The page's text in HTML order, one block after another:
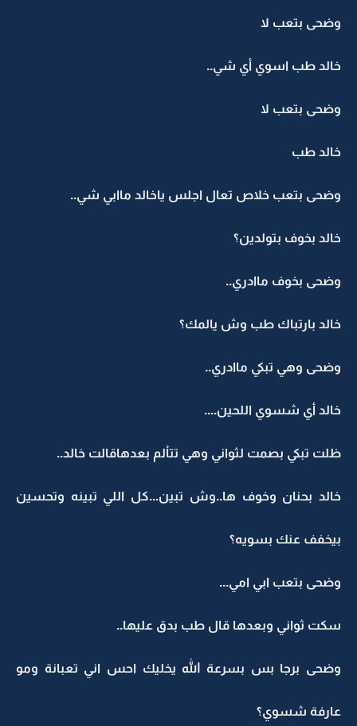
وضحى بتعب لا
خالد طب اسوي أي شي..
وضحى بتعب لا
خالد طب
وضحى بتعب خلاص تعال اجلس ياخالد ماابي شي..
خالد بخوف بتولدين؟
وضحى بخوف ماادري..
خالد بارتباك طب وش يالمك؟
وضحى وهي تبكي ماادري..
خالد أي شسوي اللحين....
ظلت تبكي بصمت لثواني وهي تتاْلم بعدهاقالت خالد..
خالد بحنان وخوف ها..وش تبين...كل اللي تبينه وتحسين
بيخفف عنك بسويه؟
وضحى بتعب ابي امي...
سكت ثواني وبعدها قال طب بدق عليها..
وضحى برجا بس بسرعة الله يخليك احس اني تعبانة ومو
عارفة شسوي؟